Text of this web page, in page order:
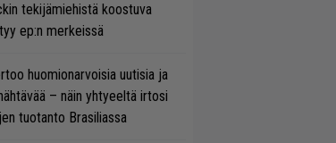
tekijämiehistä koostuva
ep:n merkeissä
huomionarvoisia uutisia ja
– näin yhtyeeltä irtosi
tuotanto Brasiliassa